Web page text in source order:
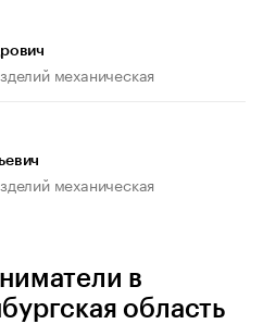
механическая
механическая
в
область